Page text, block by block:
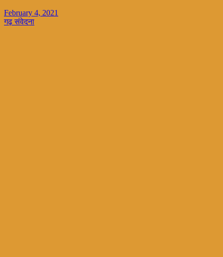
February 4, 2021
गढ़ संवेदना